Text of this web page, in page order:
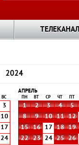
ТЕЛЕКАНАЛ
2024
ВС
3
10
17
24
АПРЕЛЬ
ПН ВТ СР ЧТ
1 2 3 4 5
8
9 10 11 12
15
16 17 18 19
22
23 24 25 26